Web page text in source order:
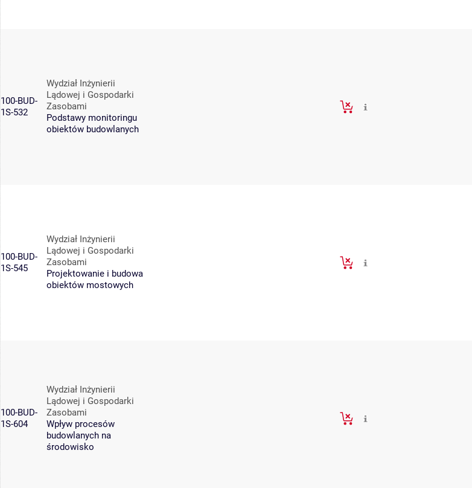
100-BUD-
1S-532
Wydział Inżynierii
Lądowej i Gospodarki
Zasobami
Podstawy monitoringu
obiektów budowlanych
100-BUD-
1S-545
Wydział Inżynierii
Lądowej i Gospodarki
Zasobami
Projektowanie i budowa
obiektów mostowych
100-BUD-
1S-604
Wydział Inżynierii
Lądowej i Gospodarki
Zasobami
Wpływ procesów
budowlanych na
środowisko